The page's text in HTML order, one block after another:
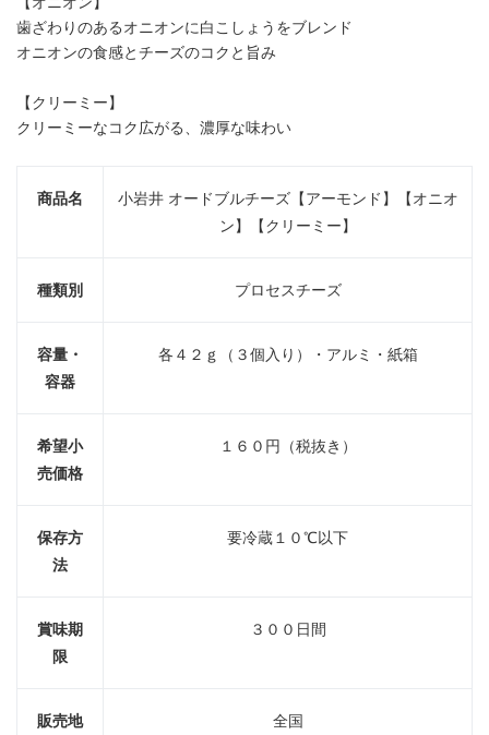
歯ざわりのあるオニオンに白こしょうをブレンド
オニオンの食感とチーズのコクと旨み
【クリーミー】
クリーミーなコク広がる、濃厚な味わい
商品名
小岩井 オードブルチーズ【アーモンド】【オニオ
ン】【クリーミー】
種類別 プロセスチーズ
容量・
容器
各４２ｇ（３個入り）・アルミ・紙箱
希望小
売価格
１６０円（税抜き）
保存方
法
要冷蔵１０℃以下
賞味期
限
３００日間
販売地 全国